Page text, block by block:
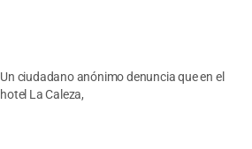
Un ciudadano anónimo denuncia que en el
hotel La Caleza,